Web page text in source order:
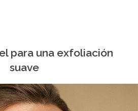
para una exfoliación
suave